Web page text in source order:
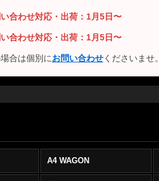
合わせ対応・出荷：1月5日〜
合わせ対応・出荷：1月5日〜
合は個別にお問い合わせくださいませ。
A4 WAGON